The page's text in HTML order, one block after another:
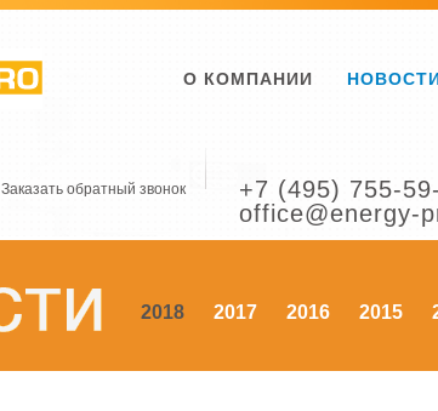
О КОМПАНИИ
Заказать обратный звонок
+7 (495) 755-
office@energy-
2018 2017 2016 2015